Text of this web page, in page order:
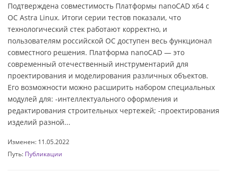
Подтверждена совместимость Платформы nanoCAD х64 с
ОС Astra Linux. Итоги серии тестов показали, что
технологический стек работают корректно, и
пользователям российской ОС доступен весь функционал
совместного решения. Платформа nanoCAD — это
современный отечественный инструментарий для
проектирования и моделирования различных объектов.
Его возможности можно расширить набором специальных
модулей для: -интеллектуального оформления и
редактирования строительных чертежей; -проектирования
изделий разной...
Изменен: 11.05.2022
Путь: Публикации